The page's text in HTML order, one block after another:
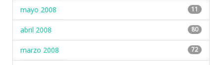
mayo 2008 11
abril 2008 80
marzo 2008 72